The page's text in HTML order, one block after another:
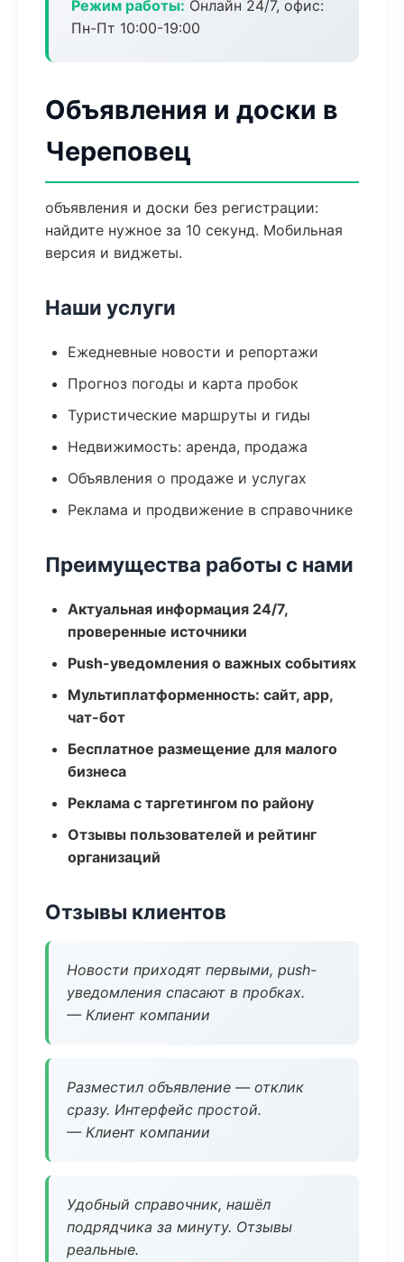
Режим работы: Онлайн 24/7, офис:
Пн-Пт 10:00-19:00
Объявления и доски в
Череповец
объявления и доски без регистрации:
найдите нужное за 10 секунд. Мобильная
версия и виджеты.
Наши услуги
Ежедневные новости и репортажи
Прогноз погоды и карта пробок
Туристические маршруты и гиды
Недвижимость: аренда, продажа
Объявления о продаже и услугах
Реклама и продвижение в справочнике
Преимущества работы с нами
Актуальная информация 24/7,
проверенные источники
Push-уведомления о важных событиях
Мультиплатформенность: сайт, app,
чат-бот
Бесплатное размещение для малого
бизнеса
Реклама с таргетингом по району
Отзывы пользователей и рейтинг
организаций
Отзывы клиентов
Новости приходят первыми, push-
уведомления спасают в пробках.
— Клиент компании
Разместил объявление — отклик
сразу. Интерфейс простой.
— Клиент компании
Удобный справочник, нашёл
подрядчика за минуту. Отзывы
реальные.